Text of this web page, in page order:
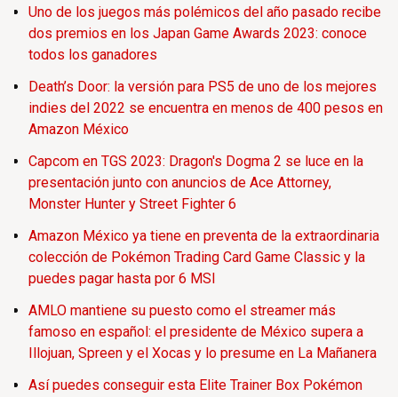
Uno de los juegos más polémicos del año pasado recibe
dos premios en los Japan Game Awards 2023: conoce
todos los ganadores
Death’s Door: la versión para PS5 de uno de los mejores
indies del 2022 se encuentra en menos de 400 pesos en
Amazon México
Capcom en TGS 2023: Dragon's Dogma 2 se luce en la
presentación junto con anuncios de Ace Attorney,
Monster Hunter y Street Fighter 6
Amazon México ya tiene en preventa de la extraordinaria
colección de Pokémon Trading Card Game Classic y la
puedes pagar hasta por 6 MSI
AMLO mantiene su puesto como el streamer más
famoso en español: el presidente de México supera a
Illojuan, Spreen y el Xocas y lo presume en La Mañanera
Así puedes conseguir esta Elite Trainer Box Pokémon